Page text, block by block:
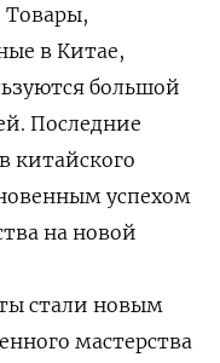
Товары,
в Китае,
большой
Последние
китайского
успехом
на новой
стали новым
мастерства